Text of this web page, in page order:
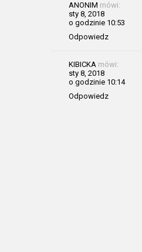
ANONIM mówi:
sty 8, 2018
o godzinie 10:53
Odpowiedz
KIBICKA mówi:
sty 8, 2018
o godzinie 10:14
Odpowiedz